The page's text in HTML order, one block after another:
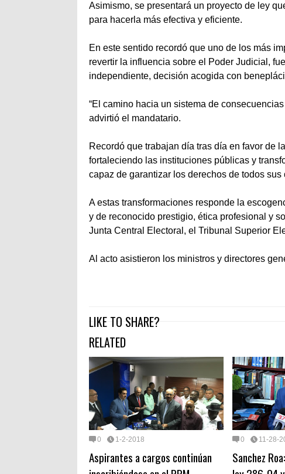
Asimismo, se presentará un proyecto de ley
para hacerla más efectiva y eficiente.
En este sentido recordó que uno de los más
revertir la influencia sobre el Poder Judicial,
independiente, decisión acogida con
“El camino hacia un sistema de
advirtió el mandatario.
Recordó que trabajan día tras día en favor de
fortaleciendo las instituciones públicas y
capaz de garantizar los derechos de todos
A estas transformaciones responde la
y de reconocido prestigio, ética profesional y
Junta Central Electoral, el Tribunal Superior
Al acto asistieron los ministros y directores
LIKE TO SHARE?
RELATED
0 1-2-2018
Aspirantes a cargos continúan
0 11-28-
Sanchez